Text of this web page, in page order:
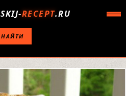
RECEPT.RU
НАЙТИ